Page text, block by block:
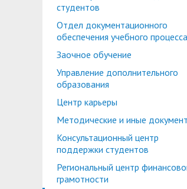
Планово-финансовое
Координационный центр
Противодействие коррупции
Охрана труда
Центр по информационной
Управление по
Профком студентов и
Лучшие студенты
Центр карьеры
Консультационный центр
Учебно-тренинговый центр
Центр тестирования
Центр русского языка как
Образовательный модуль
студентов
Отдел документационного
обеспечения учебного процесса
Заочное обучение
Управление дополнительного
образования
Центр карьеры
Методические и иные
Консультационный центр
поддержки студентов
Региональный центр
грамотности